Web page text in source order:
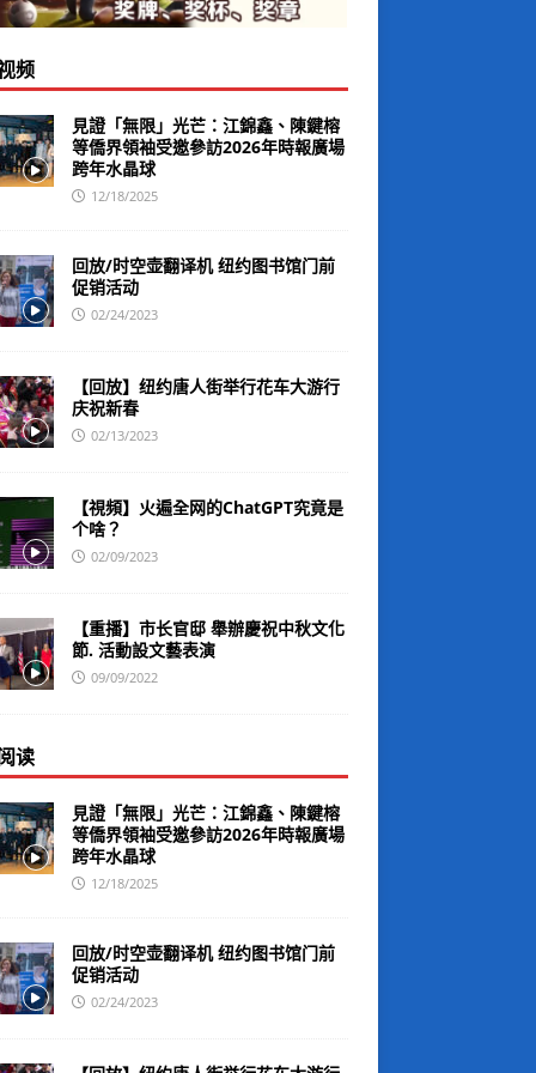
频
見證「無限」光芒：江錦鑫、陳鍵榕
等僑界領袖受邀參訪2026年時報廣場
跨年水晶球
12/18/2025
回放/时空壶翻译机 纽约图书馆门前
促销活动
02/24/2023
【回放】纽约唐人街举行花车大游行
庆祝新春
02/13/2023
【視頻】火遍全网的ChatGPT究竟是
个啥？
02/09/2023
【重播】市长官邸 舉辦慶祝中秋文化
節. 活動設文藝表演
09/09/2022
读
見證「無限」光芒：江錦鑫、陳鍵榕
等僑界領袖受邀參訪2026年時報廣場
跨年水晶球
12/18/2025
回放/时空壶翻译机 纽约图书馆门前
促销活动
02/24/2023